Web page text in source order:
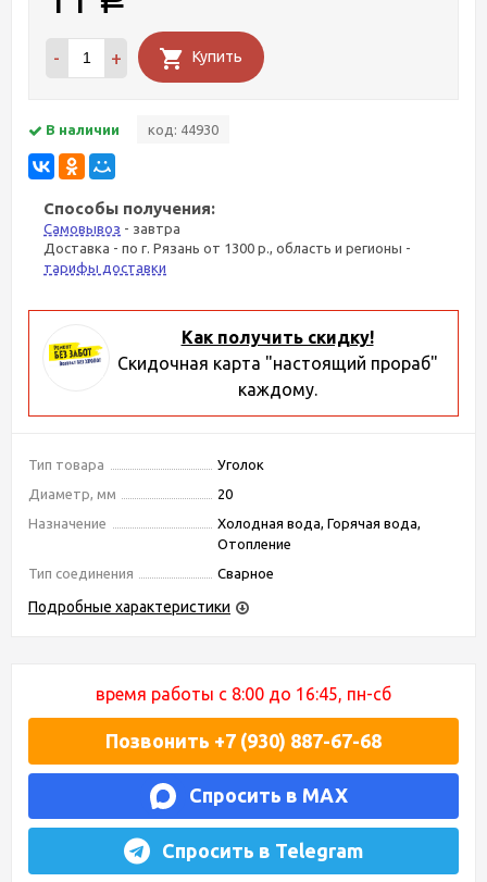
- + Купить
В наличии код: 44930
Способы получения:
Самовывоз - завтра
Доставка - по г. Рязань от 1300 р., область и регионы -
тарифы доставки
Как получить скидку!
Скидочная карта "настоящий прораб"
каждому.
Тип товара
Уголок
Диаметр, мм
20
Назначение
Холодная вода, Горячая вода,
Отопление
Тип соединения
Сварное
Подробные характеристики
время работы с 8:00 до 16:45, пн-сб
Позвонить +7 (930) 887-67-68
Спросить в MAX
Спросить в Telegram